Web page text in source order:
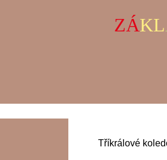
ZÁKL
Tříkrálové